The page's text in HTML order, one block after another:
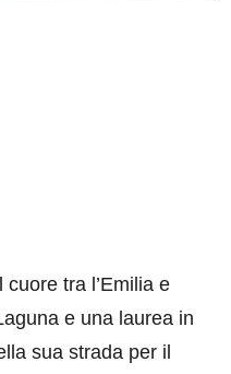
cuore tra l’Emilia e
e una laurea in
sua strada per il